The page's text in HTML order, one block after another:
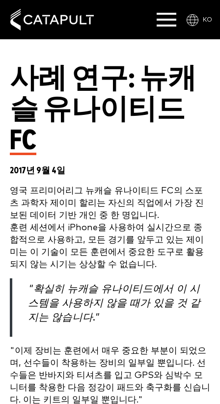
KO
사례 연구: 뉴캐
슬 유나이티드
FC
2017년 9월 4일
영국 프리미어리그 뉴캐슬 유나이티드 FC의 스포
츠 과학자 제이미 할리는 자신의 직업에서 가장 진
보된 데이터 기반 개인 중 한 명입니다.
훈련 세션에서 iPhone을 사용하여 실시간으로 종
합적으로 사용하고, 모든 경기를 앞두고 있는 제이
미는 이 기술이 모든 훈련에서 중요한 도구로 활용
되지 않는 시기는 상상할 수 없습니다.
"확실히 뉴캐슬 유나이티드에서 이 시
스템을 사용하지 않을 때가 있을 것 같
지는 않습니다."
"이제 장비는 훈련에서 매우 중요한 부분이 되었으
며, 선수들이 착용하는 장비의 일부일 뿐입니다. 선
수들은 반바지와 티셔츠를 입고 GPS와 심박수 모
니터를 착용한 다음 정강이 패드와 축구화를 신습니
다. 이는 키트의 일부일 뿐입니다."